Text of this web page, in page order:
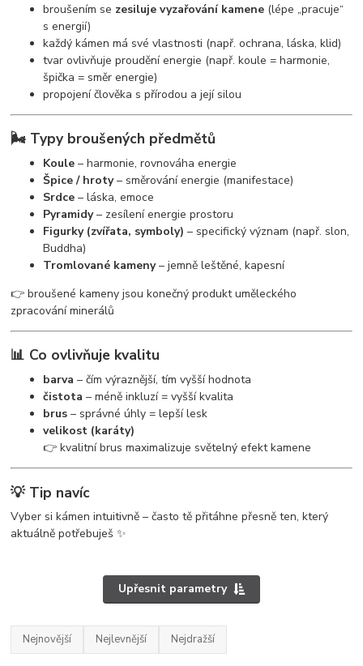
broušením se zesiluje vyzařování kamene (lépe „pracuje“
s energií)
každý kámen má své vlastnosti (např. ochrana, láska, klid)
tvar ovlivňuje proudění energie (např. koule = harmonie,
špička = směr energie)
propojení člověka s přírodou a její silou
🌬️ Typy broušených předmětů
Koule – harmonie, rovnováha energie
Špice / hroty– směrování energie (manifestace)
Srdce – láska, emoce
Pyramidy– zesílení energie prostoru
Figurky (zvířata, symboly) – specifický význam (např. slon,
Buddha)
Tromlované kameny– jemně leštěné, kapesní
👉 broušené kameny jsou konečný produkt uměleckého
zpracování minerálů
📊 Co ovlivňuje kvalitu
barva – čím výraznější, tím vyšší hodnota
čistota – méně inkluzí = vyšší kvalita
brus – správné úhly = lepší lesk
velikost (karáty)
👉 kvalitní brus maximalizuje světelný efekt kamene
💡 Tip navíc
Vyber si kámen intuitivně – často tě přitáhne přesně ten, který
aktuálně potřebuješ ✨
Upřesnit parametry
Nejnovější Nejlevnější Nejdražší